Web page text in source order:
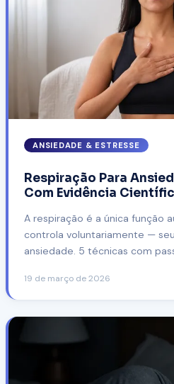
ANSIEDADE & ESTRESSE
Respiração Para
Com Evidência
A respiração é a única função
controla voluntariamente —
ansiedade. 5 técnicas com
19 de março de 2026